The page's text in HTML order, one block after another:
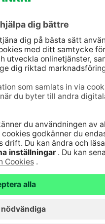
priser som de
kunskaper och
Porkka, tf.
tillhandahåller
för
och ett
och S-Banken
genom företagsförvärv
skräddarsydd service
årtiondena”, säger
, tfn 010 768 2100